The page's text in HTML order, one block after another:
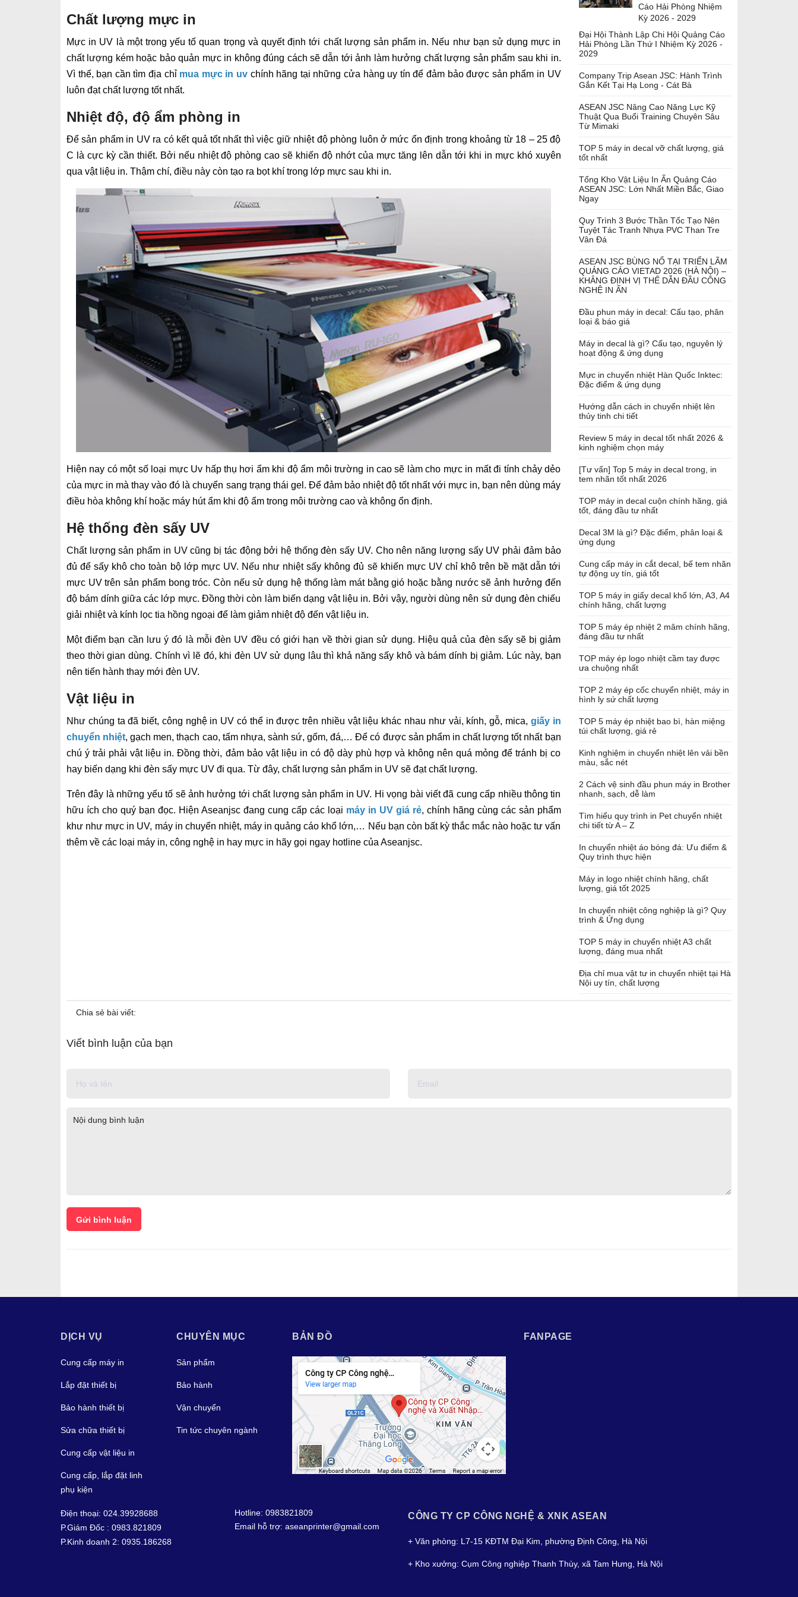
Chất lượng mực in
Mực in UV là một trong yếu tố quan trọng và quyết định tới chất lượng sản phẩm in. Nếu như bạn sử dụng mực in
chất lượng kém hoặc bảo quản mực in không đúng cách sẽ dẫn tới ảnh làm hưởng chất lượng sản phẩm sau khi in.
Vì thế, bạn cần tìm địa chỉ mua mực in uvchính hãng tại những cửa hàng uy tín để đảm bảo được sản phẩm in UV
luôn đạt chất lượng tốt nhất.
Nhiệt độ, độ ẩm phòng in
Để sản phẩm in UV ra có kết quả tốt nhất thì việc giữ nhiệt độ phòng luôn ở mức ổn định trong khoảng từ 18 – 25 độ
C là cực kỳ cần thiết. Bởi nếu nhiệt độ phòng cao sẽ khiến độ nhớt của mực tăng lên dẫn tới khi in mực khó xuyên
qua vật liệu in. Thậm chí, điều này còn tạo ra bọt khí trong lớp mực sau khi in.
Hiện nay có một số loại mực Uv hấp thụ hơi ẩm khi độ ẩm môi trường in cao sẽ làm cho mực in mất đi tính chảy dẻo
của mực in mà thay vào đó là chuyển sang trạng thái gel. Để đảm bảo nhiệt độ tốt nhất với mực in, bạn nên dùng máy
điều hòa không khí hoặc máy hút ẩm khi độ ẩm trong môi trường cao và không ổn định.
Hệ thống đèn sấy UV
Chất lượng sản phẩm in UV cũng bị tác động bởi hệ thống đèn sấy UV. Cho nên năng lượng sấy UV phải đảm bảo
đủ để sấy khô cho toàn bộ lớp mực UV. Nếu như nhiệt sấy không đủ sẽ khiến mực UV chỉ khô trên bề mặt dẫn tới
mực UV trên sản phẩm bong tróc. Còn nếu sử dụng hệ thống làm mát bằng gió hoặc bằng nước sẽ ảnh hưởng đến
độ bám dính giữa các lớp mực. Đồng thời còn làm biến dạng vật liệu in. Bởi vậy, người dùng nên sử dụng đèn chiếu
giải nhiệt và kính lọc tia hồng ngoại để làm giảm nhiệt độ đến vật liệu in.
Một điểm bạn cần lưu ý đó là mỗi đèn UV đều có giới hạn về thời gian sử dụng. Hiệu quả của đèn sấy sẽ bị giảm
theo thời gian dùng. Chính vì lẽ đó, khi đèn UV sử dụng lâu thì khả năng sấy khô và bám dính bị giảm. Lúc này, bạn
nên tiến hành thay mới đèn UV.
Vật liệu in
Như chúng ta đã biết, công nghệ in UV có thể in được trên nhiều vật liệu khác nhau như vải, kính, gỗ, mica, giấy in
chuyển nhiệt, gạch men, thạch cao, tấm nhựa, sành sứ, gốm, đá,… Để có được sản phẩm in chất lượng tốt nhất bạn
chú ý trải phải vật liệu in. Đồng thời, đảm bảo vật liệu in có độ dày phù hợp và không nên quá mỏng để tránh bị co
hay biến dạng khi đèn sấy mực UV đi qua. Từ đây, chất lượng sản phẩm in UV sẽ đạt chất lượng.
Trên đây là những yếu tố sẽ ảnh hưởng tới chất lượng sản phẩm in UV. Hi vọng bài viết đã cung cấp nhiều thông tin
hữu ích cho quý bạn đọc. Hiện Aseanjsc đang cung cấp các loại máy in UV giá rẻ, chính hãng cùng các sản phẩm
khư như mực in UV, máy in chuyển nhiệt, máy in quảng cáo khổ lớn,… Nếu bạn còn bất kỳ thắc mắc nào hoặc tư vấn
thêm về các loại máy in, công nghệ in hay mực in hãy gọi ngay hotline của Aseanjsc.
Cáo Hải Phòng Nhiệm
Kỳ 2026 - 2029
Đại Hội Thành Lập Chi Hội Quảng Cáo
Hải Phòng Lần Thứ I Nhiệm Kỳ 2026 -
2029
Company Trip Asean JSC: Hành Trình
Gắn Kết Tại Hạ Long - Cát Bà
ASEAN JSC Nâng Cao Năng Lực Kỹ
Thuật Qua Buổi Training Chuyên Sâu
Từ Mimaki
TOP 5 máy in decal vỡ chất lượng, giá
tốt nhất
Tổng Kho Vật Liệu In Ấn Quảng Cáo
ASEAN JSC: Lớn Nhất Miền Bắc, Giao
Ngay
Quy Trình 3 Bước Thần Tốc Tạo Nên
Tuyệt Tác Tranh Nhựa PVC Than Tre
Vân Đá
ASEAN JSC BÙNG NỔ TẠI TRIỂN LÃM
QUẢNG CÁO VIETAD 2026 (HÀ NỘI) –
KHẲNG ĐỊNH VỊ THẾ DẪN ĐẦU CÔNG
NGHỆ IN ẤN
Đầu phun máy in decal: Cấu tạo, phân
loại & báo giá
Máy in decal là gì? Cấu tạo, nguyên lý
hoạt động & ứng dụng
Mực in chuyển nhiệt Hàn Quốc Inktec:
Đặc điểm & ứng dụng
Hướng dẫn cách in chuyển nhiệt lên
thủy tinh chi tiết
Review 5 máy in decal tốt nhất 2026 &
kinh nghiệm chọn máy
[Tư vấn] Top 5 máy in decal trong, in
tem nhãn tốt nhất 2026
TOP máy in decal cuộn chính hãng, giá
tốt, đáng đầu tư nhất
Decal 3M là gì? Đặc điểm, phân loại &
ứng dụng
Cung cấp máy in cắt decal, bế tem nhãn
tự động uy tín, giá tốt
TOP 5 máy in giấy decal khổ lớn, A3, A4
chính hãng, chất lượng
TOP 5 máy ép nhiệt 2 mâm chính hãng,
đáng đầu tư nhất
TOP máy ép logo nhiệt cầm tay được
ưa chuộng nhất
TOP 2 máy ép cốc chuyển nhiệt, máy in
hình ly sứ chất lượng
TOP 5 máy ép nhiệt bao bì, hàn miệng
túi chất lượng, giá rẻ
Kinh nghiệm in chuyển nhiệt lên vải bền
màu, sắc nét
2 Cách vệ sinh đầu phun máy in Brother
nhanh, sạch, dễ làm
Tìm hiểu quy trình in Pet chuyển nhiệt
chi tiết từ A – Z
In chuyển nhiệt áo bóng đá: Ưu điểm &
Quy trình thực hiện
Máy in logo nhiệt chính hãng, chất
lượng, giá tốt 2025
In chuyển nhiệt công nghiệp là gì? Quy
trình & Ứng dụng
TOP 5 máy in chuyển nhiệt A3 chất
lượng, đáng mua nhất
Địa chỉ mua vật tư in chuyển nhiệt tại Hà
Nội uy tín, chất lượng
Chia sẻ bài viết:
Viết bình luận của bạn
Gửi bình luận
DỊCH VỤ
Cung cấp máy in
Lắp đặt thiết bị
Bảo hành thiết bị
Sửa chữa thiết bị
Cung cấp vật liệu in
Cung cấp, lắp đặt linh
phụ kiện
CHUYÊN MỤC
Sản phẩm
Bảo hành
Vận chuyển
Tin tức chuyên ngành
BẢN ĐỒ FANPAGE
Điện thoại: 024.39928688
P.Giám Đốc : 0983.821809
P.Kinh doanh 2: 0935.186268
Hotline: 0983821809
Email hỗ trợ: aseanprinter@gmail.com
CÔNG TY CP CÔNG NGHỆ & XNK ASEAN
+ Văn phòng: L7-15 KĐTM Đại Kim, phường Định Công, Hà Nội
+ Kho xưởng: Cụm Công nghiệp Thanh Thùy, xã Tam Hưng, Hà Nội